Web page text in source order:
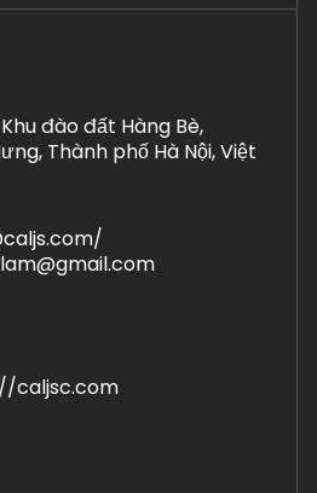
đào đất Hàng Bè,
Thành phố Hà Nội, Việt
caljsc.com